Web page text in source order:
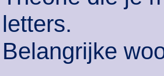
letters.
Belangrijke